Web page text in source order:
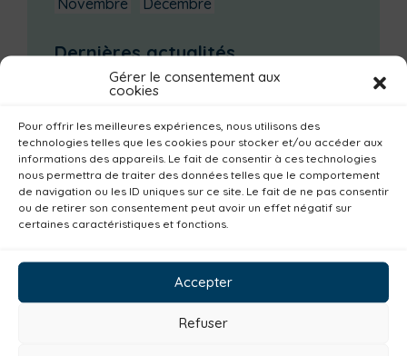
Gérer le consentement aux
cookies
Pour offrir les meilleures expériences, nous utilisons des
technologies telles que les cookies pour stocker et/ou accéder aux
informations des appareils. Le fait de consentir à ces technologies
nous permettra de traiter des données telles que le comportement
de navigation ou les ID uniques sur ce site. Le fait de ne pas consentir
ou de retirer son consentement peut avoir un effet négatif sur
certaines caractéristiques et fonctions.
Accepter
Refuser
Novembre Décembre
Dernières actualités
Groupe d’échanges entre parents : phobie
Ateliers sur la périnatalité
La saison culturelle 2026-2027 est lancée !
Changements d’horaires activités jeunes
Enquête publique
Catégories actualités / agenda
Culture
Non classé
Tourisme
Centre aquatique